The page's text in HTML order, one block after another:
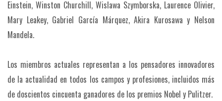
Einstein, Winston Churchill, Wislawa Szymborska, Laurence Olivier,
Mary Leakey, Gabriel García Márquez, Akira Kurosawa y Nelson
Mandela.
Los miembros actuales representan a los pensadores innovadores
de la actualidad en todos los campos y profesiones, incluidos más
de doscientos cincuenta ganadores de los premios Nobel y Pulitzer.